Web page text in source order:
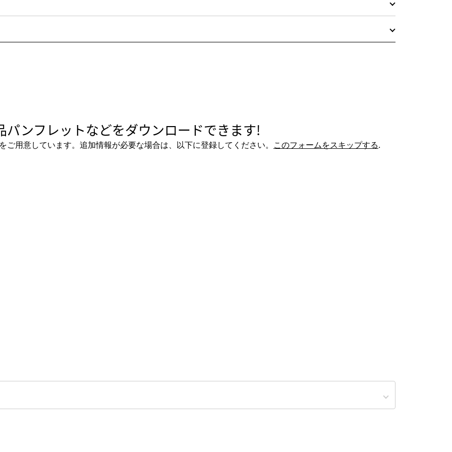
パンフレットなどをダウンロードできます!
用意しています。追加情報が必要な場合は、以下に登録してください。 このフォームをスキップする.